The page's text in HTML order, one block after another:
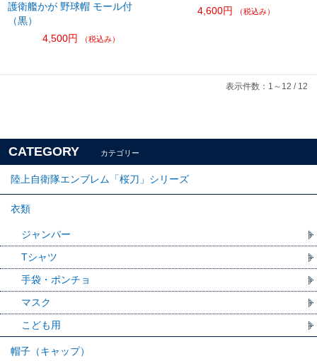
護衛艦かが 野球帽 モール付
（黒）
4,500円
（税込み）
4,600円
（税込み）
表示件数：1～12 / 12
CATEGORY カテゴリー
陸上自衛隊エンブレム「桜刀」シリーズ
衣類
ジャンパー
Tシャツ
手袋・ポンチョ
マスク
こども用
帽子（キャップ）